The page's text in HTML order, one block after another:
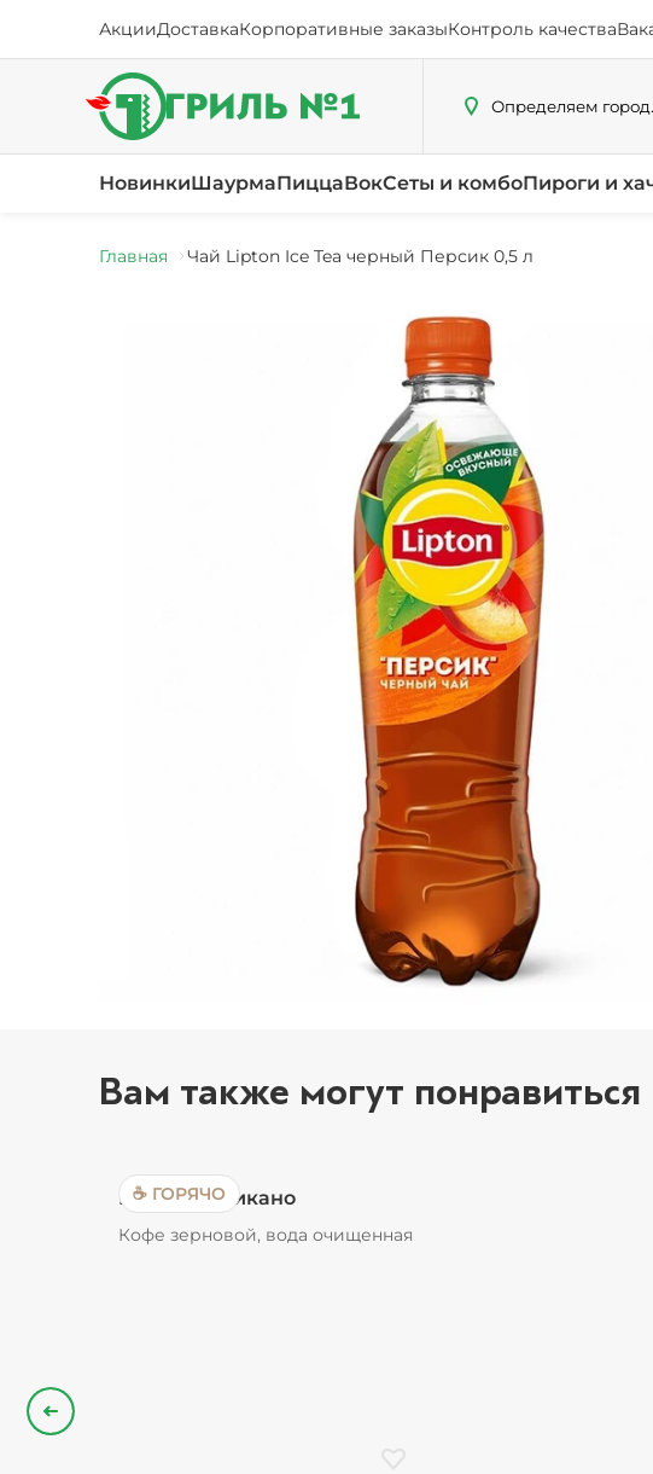
АкцииДоставкаКорпоративные заказыКонтроль качества
Определяем
НовинкиШаурмаПиццаВокСеты и комбоПироги и
Главная Чай Lipton Ice Tea черный Персик 0,5 л
Вам также могут понравиться
☕ ГОРЯЧО
Кофе Американо
Кофе зерновой, вода очищенная
Назад